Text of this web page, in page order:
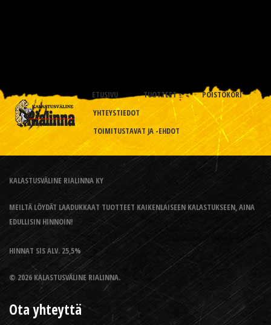
ETUSIVU TUOTTEET
POISTOKORI
YHTEYSTIEDOT
TOIMITUSTAVAT JA -EHDOT
KALASTUSVÄLINE RIALINNA KY
MEILTÄ LÖYDÄT LAADUKKAAT TUOTTEET KAIKENLAISEEN KALASTUKSEEN, AINA
EDULLISIN HINNOIN!
HINNAT SIS ALV. 25,5%
© 2026 KALASTUSVÄLINE RIALINNA.
Ota yhteyttä